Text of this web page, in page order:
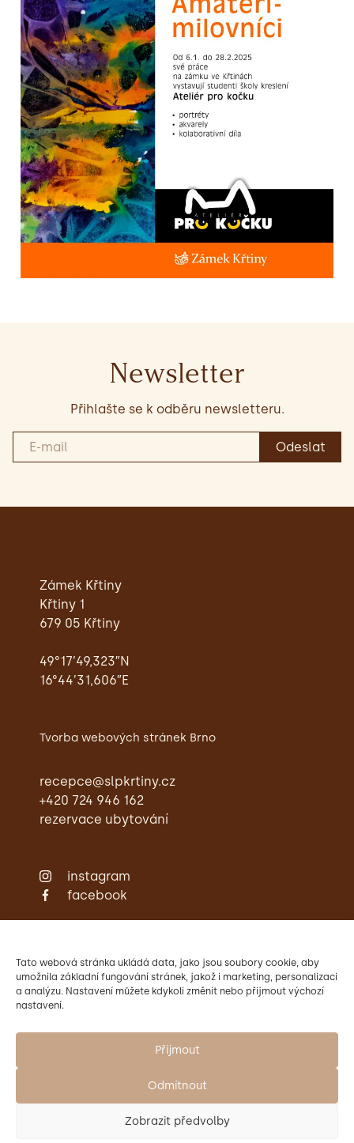
Tato webová stránka ukládá data, jako jsou soubory cookie, aby
umožnila základní fungování stránek, jakož i marketing, personalizaci
a analýzu. Nastavení můžete kdykoli změnit nebo přijmout výchozí
nastavení.
Přijmout
Odmítnout
Zobrazit předvolby
Newsletter
Přihlašte se k odběru newsletteru.
Zámek Křtiny
Křtiny 1
679 05 Křtiny
49°17’49,323″N
16°44’31,606″E
Tvorba webových stránek Brno
recepce@slpkrtiny.cz
+420 724 946 162
rezervace ubytování
instagram
facebook
Svatby
Konference
Aktivity
Kontakty
je Mendelova univerzita v Brně.